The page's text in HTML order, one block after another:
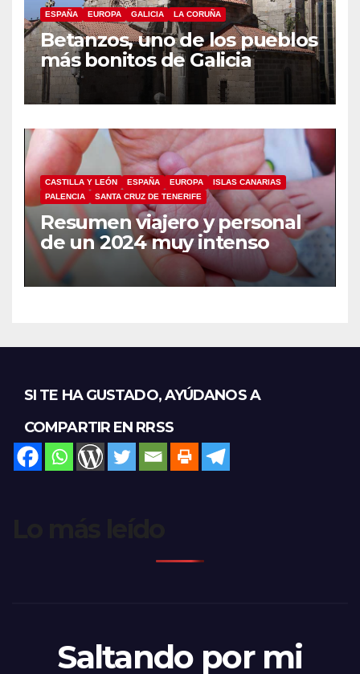
ESPAÑA EUROPA GALICIA LA CORUÑA
Betanzos, uno de los pueblos
más bonitos de Galicia
CASTILLA Y LEÓN ESPAÑA EUROPA
ISLAS CANARIAS
PALENCIA
SANTA CRUZ DE TENERIFE
Resumen viajero y personal
de un 2024 muy intenso
SI TE HA GUSTADO, AYÚDANOS A
COMPARTIR EN RRSS
Saltando por mi